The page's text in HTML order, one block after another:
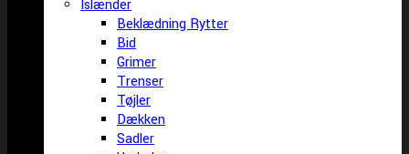
Islænder
Beklædning Rytter
Bid
Grimer
Trenser
Tøjler
Dækken
Sadler